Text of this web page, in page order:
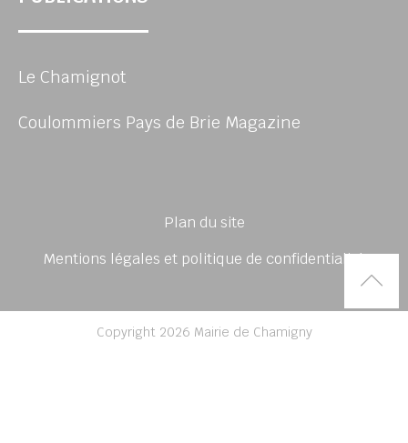
Le Chamignot
Coulommiers Pays de Brie Magazine
Plan du site
Mentions légales et politique de confidentialité
Copyright 2026 Mairie de Chamigny